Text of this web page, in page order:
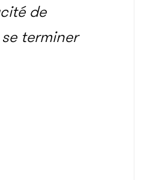
de
terminer